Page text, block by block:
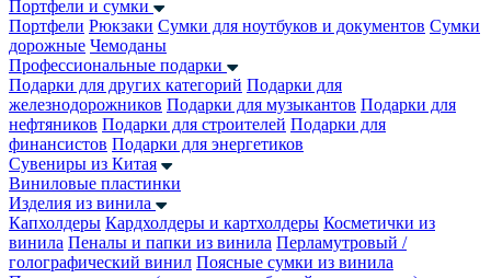
Портфели и сумки
Портфели Рюкзаки Сумки для ноутбуков и документов Сумки
дорожные Чемоданы
Профессиональные подарки
Подарки для других категорий Подарки для
железнодорожников Подарки для музыкантов Подарки для
нефтяников Подарки для строителей Подарки для
финансистов Подарки для энергетиков
Сувениры из Китая
Виниловые пластинки
Изделия из винила
Капхолдеры Кардхолдеры и картхолдеры Косметички из
винила Пеналы и папки из винила Перламутровый /
голографический винил Поясные сумки из винила